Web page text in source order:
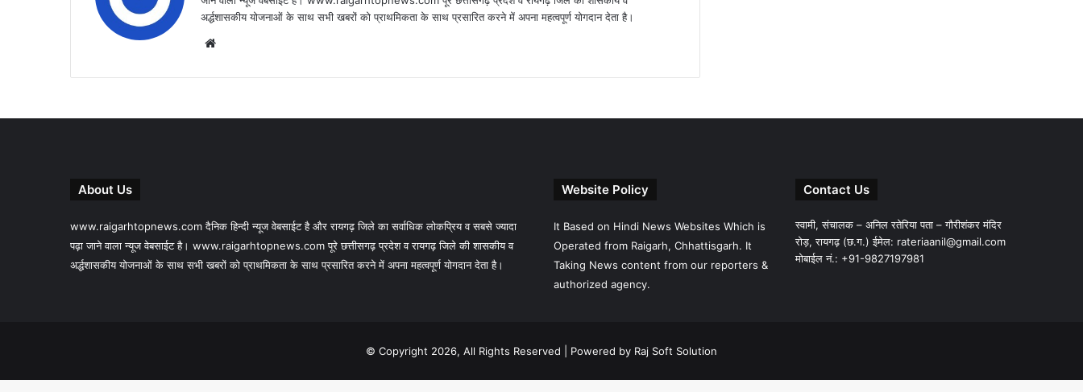
अर्द्धशासकीय योजनाओं के साथ सभी खबरों को प्राथमिकता के साथ प्रसारित करने में अपना महत्वपूर्ण योगदान देता है।
About Us
www.raigarhtopnews.com दैनिक हिन्दी न्यूज वेबसाईट है और रायगढ़ जिले का सर्वाधिक लोकप्रिय व सबसे ज्यादा
पढ़ा जाने वाला न्यूज वेबसाईट है। www.raigarhtopnews.com पूरे छत्तीसगढ़ प्रदेश व रायगढ़ जिले की शासकीय व
अर्द्धशासकीय योजनाओं के साथ सभी खबरों को प्राथमिकता के साथ प्रसारित करने में अपना महत्वपूर्ण योगदान देता है।
Website Policy
It Based on Hindi News Websites Which is
Operated from Raigarh, Chhattisgarh. It
Taking News content from our reporters &
authorized agency.
Contact Us
स्वामी, संचालक – अनिल रतेरिया पता – गौरीशंकर मंदिर
रोड़, रायगढ़ (छ.ग.) ईमेल: rateriaanil@gmail.com
मोबाईल नं.: +91-9827197981
© Copyright 2026, All Rights Reserved | Powered by Raj Soft Solution